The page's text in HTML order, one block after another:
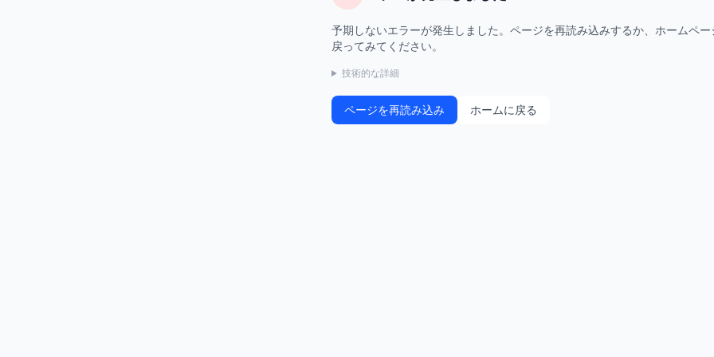
予期しないエラーが発生しました。ページを再読み込みするか、ホームペー
戻ってみてください。
技術的な詳細
ページを再読み込み ホームに戻る